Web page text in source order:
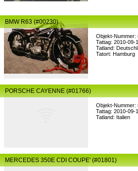
Objekt-Nummer:
Tattag: 2010-09-
Tatland:
Tatort: Hamburg
BMW R63 (#00230)
Objekt-Nummer:
Tattag: 2010-09-
Tatland: Italien
PORSCHE CAYENNE (#01766)
MERCEDES 350E CDI COUPE' (#01801)